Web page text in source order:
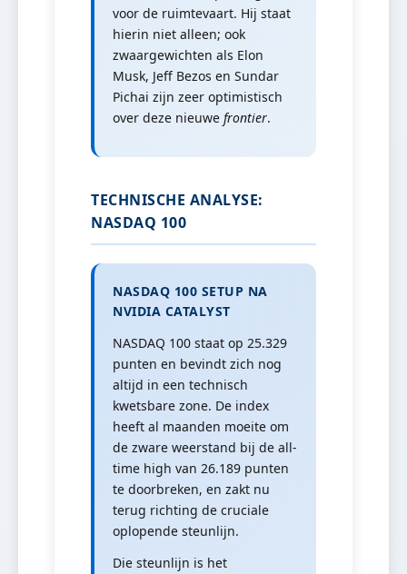
voor de ruimtevaart. Hij staat
hierin niet alleen; ook
zwaargewichten als Elon
Musk, Jeff Bezos en Sundar
Pichai zijn zeer optimistisch
over deze nieuwe frontier.
TECHNISCHE ANALYSE:
NASDAQ 100
NASDAQ 100 SETUP NA
NVIDIA CATALYST
NASDAQ 100 staat op 25.329
punten en bevindt zich nog
altijd in een technisch
kwetsbare zone. De index
heeft al maanden moeite om
de zware weerstand bij de all-
time high van 26.189 punten
te doorbreken, en zakt nu
terug richting de cruciale
oplopende steunlijn.
Die steunlijn is het